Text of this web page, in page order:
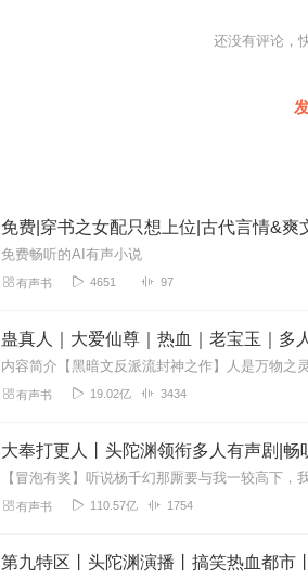
还没有评论，
免费|穿书之女配只想上位|古代言情&爽
免费畅听的AI有声小说
有声书 4651 97
蛊真人｜大爱仙尊｜热血｜老宝玉｜多
有声书 19.02亿 3434
大奉打更人丨头陀渊领衔多人有声剧|
有声书 110.57亿 1754
第九特区丨头陀渊演播丨搞笑热血都市